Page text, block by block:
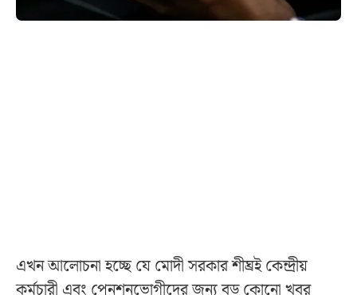
এখন আলোচনা হচ্ছে যে মোদী সরকার শীঘ্রই কেন্দ্রীয়